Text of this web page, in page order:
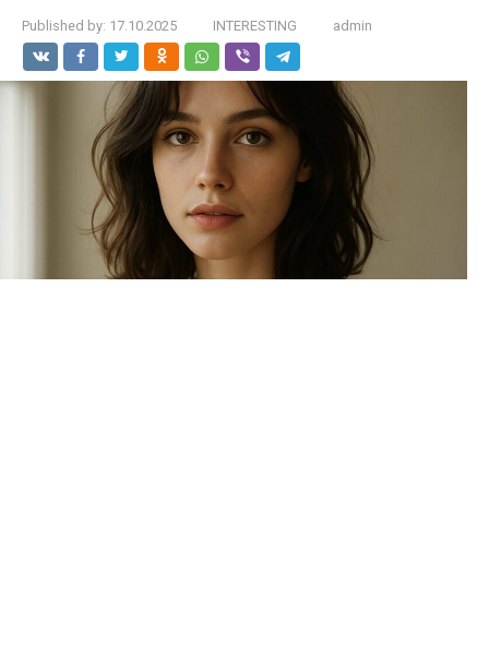
Published by: 17.10.2025 INTERESTING admin